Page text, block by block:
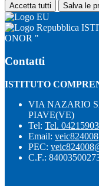
Accetta tutti Salva le
ONOR "
Contatti
ISTITUTO
VIA NAZARIO
PIAVE(VE)
Tel: Tel.
Email:
PEC:
C.F.: